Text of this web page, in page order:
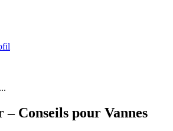
Conseils pour Vannes